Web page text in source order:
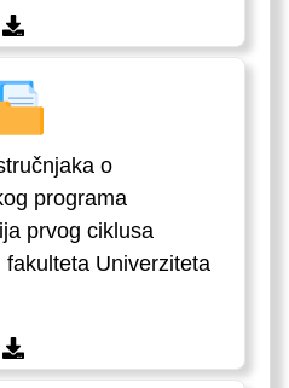
o
programa
prvog ciklusa
Univerziteta